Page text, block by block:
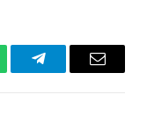
TelegramEmail